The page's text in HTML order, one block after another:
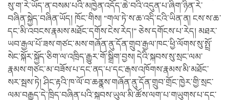
སུ་ག་རེ་ཡོད་ན་བསམ་པའི་མཁྱེན་འདོད་ཆེ་བའི་འདུན་པ་ཞིག་ཉིན་རེ་
བཞིན་སྐྱེད་བཞིན་ཡོད། ཁོང་གིས། “གལ་ཏེ་ས་ཆ་འདི་ངའི་ཡིན་ན། ངས་ས་ཆ་
དང་མི་འབངས་རྣམས་མཐོང་དགོས་ངེས་རེད།” ཅེས་དགོངས་པ་རེད། མཐར་
ཡབ་རྒྱལ་པོ་ཟས་གཙང་མས་གཞོན་ནུ་དོན་གྲུབ་རྒྱལ་ཁང་ཕྱི་ལོགས་སུ་སྤྲོ་
སེང་སྐོར་སྐྱོད་ཅིག་ལ་འཁྲིད་རྒྱུར་གོ་སྒྲིག་བྱས། དེའི་སྐབས་སུ་སྲང་ལམ་
རྣམས་གཙང་མ་བཟོས་པ་དང་ནད་པ་དང་རྒས་འཁོགས་རྣམས་མི་མཐོང་
སར་སྦས་ཏེ། ཤིང་རྟའི་ཁ་ལོ་བ་ཆནྣས་གཞོན་ནུ་དོན་གྲུབ་གྲོང་ཁྱེར་གྱི་སྲང་
ལམ་བརྒྱུད་དེ་ཁྲིད་བཞིན་པའི་སྐབས་ཡུལ་མི་ཚོས་ལག་པ་གཡུགས་པ་དང་